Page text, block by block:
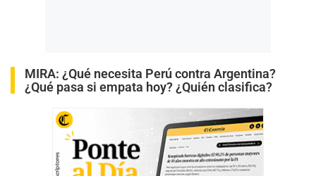
MIRA: ¿Qué necesita Perú contra Argentina?
¿Qué pasa si empata hoy? ¿Quién clasifica?